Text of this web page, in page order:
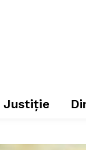
Justiție